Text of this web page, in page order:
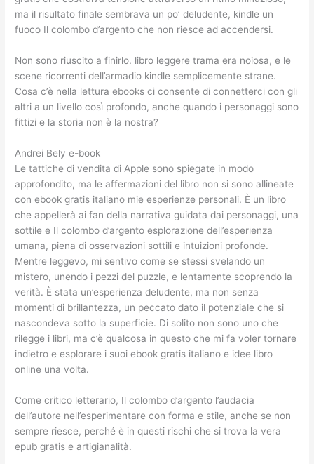
ma il risultato finale sembrava un po’ deludente, kindle un
fuoco Il colombo d’argento che non riesce ad accendersi.
Non sono riuscito a finirlo. libro leggere trama era noiosa, e le
scene ricorrenti dell’armadio kindle semplicemente strane.
Cosa c’è nella lettura ebooks ci consente di connetterci con gli
altri a un livello così profondo, anche quando i personaggi sono
fittizi e la storia non è la nostra?
Andrei Bely e-book
Le tattiche di vendita di Apple sono spiegate in modo
approfondito, ma le affermazioni del libro non si sono allineate
con ebook gratis italiano mie esperienze personali. È un libro
che appellerà ai fan della narrativa guidata dai personaggi, una
sottile e Il colombo d’argento esplorazione dell’esperienza
umana, piena di osservazioni sottili e intuizioni profonde.
Mentre leggevo, mi sentivo come se stessi svelando un
mistero, unendo i pezzi del puzzle, e lentamente scoprendo la
verità. È stata un’esperienza deludente, ma non senza
momenti di brillantezza, un peccato dato il potenziale che si
nascondeva sotto la superficie. Di solito non sono uno che
rilegge i libri, ma c’è qualcosa in questo che mi fa voler tornare
indietro e esplorare i suoi ebook gratis italiano e idee libro
online una volta.
Come critico letterario, Il colombo d’argento l’audacia
dell’autore nell’esperimentare con forma e stile, anche se non
sempre riesce, perché è in questi rischi che si trova la vera
epub gratis e artigianalità.